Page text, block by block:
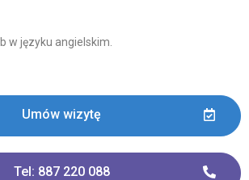
w języku angielskim.
Umów wizytę
Tel: 887 220 088